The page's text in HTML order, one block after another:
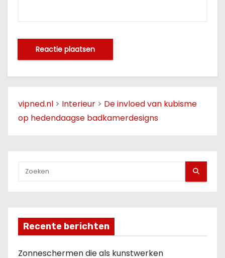
vipned.nl > Interieur > De invloed van kubisme
op hedendaagse badkamerdesigns
Recente berichten
Zonneschermen die als kunstwerken